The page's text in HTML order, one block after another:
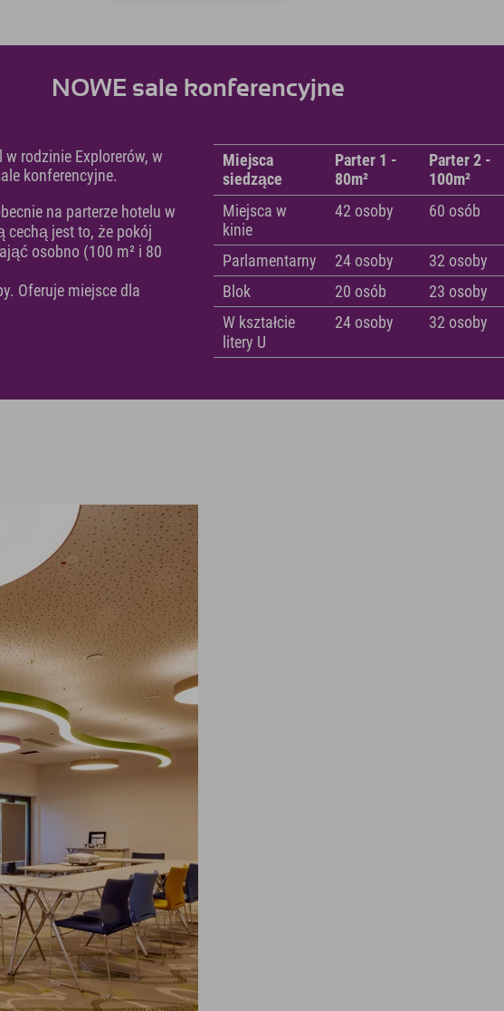
NOWE sale konferencyjne
rodzinie Explorerów, w
konferencyjne.
na parterze hotelu w
cechą jest to, że pokój
osobno (100 m² i 80
Oferuje miejsce dla
Miejsca
siedzące
Parter 1 -
80m²
Parter 2 -
100m²
Miejsca w
kinie
42 osoby 60 osób
Parlamentarny 24 osoby 32 osoby
Blok
20 osób 23 osoby
W kształcie
litery U
24 osoby 32 osoby